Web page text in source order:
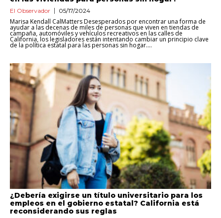
El Observador 05/17/2024
Marisa Kendall CalMatters Desesperados por encontrar una forma de
ayudar a las decenas de miles de personas que viven en tiendas de
campaña, automóviles y vehículos recreativos en las calles de
California, los legisladores están intentando cambiar un principio clave
de la política estatal para las personas sin hogar....
¿Debería exigirse un título universitario para los
empleos en el gobierno estatal? California está
reconsiderando sus reglas